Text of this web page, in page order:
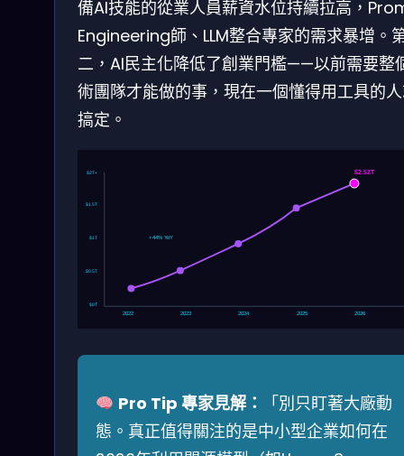
備AI技能的從業人員薪資水位持續拉高，
Engineering師、LLM整合專家的需求暴增。
二，AI民主化降低了創業門檻——以前需要整
術團隊才能做的事，現在一個懂得用工具的
搞定。
2022 2023 2024 2025 2026
$0T
$0.5T
$1T
$1.5T
$2T+ $2.52T
+44% YoY
Pro Tip 專家見解：
「別只盯著大廠動
態。真正值得關注的是中小型企業如何在